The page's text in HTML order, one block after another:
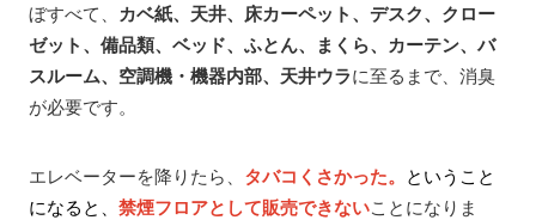
ぼすべて、 カベ紙、天井、床カーペット、デスク、クロー
ゼット、備品類、ベッド、ふとん、まくら、カーテン、バ
スルーム、空調機・機器内部、天井ウラに至るまで、消臭
が必要です。
エレベーターを降りたら、 タバコくさかった。
ということ
になると、 禁煙フロアとして販売できないことになりま